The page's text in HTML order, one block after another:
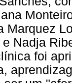
Marquez
Nadja
foi